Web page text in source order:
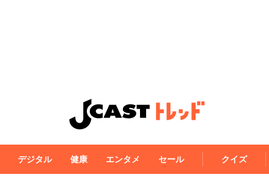
デジタル 健康 エンタメ セール クイズ